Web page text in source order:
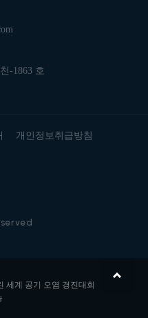
-1863 호
개인정보취급방침
세계 공기 오염 경진대회